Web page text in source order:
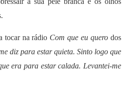
tocar na rádio Com que eu quero dos
diz para estar quieta. Sinto logo que
era para estar calada. Levantei-me